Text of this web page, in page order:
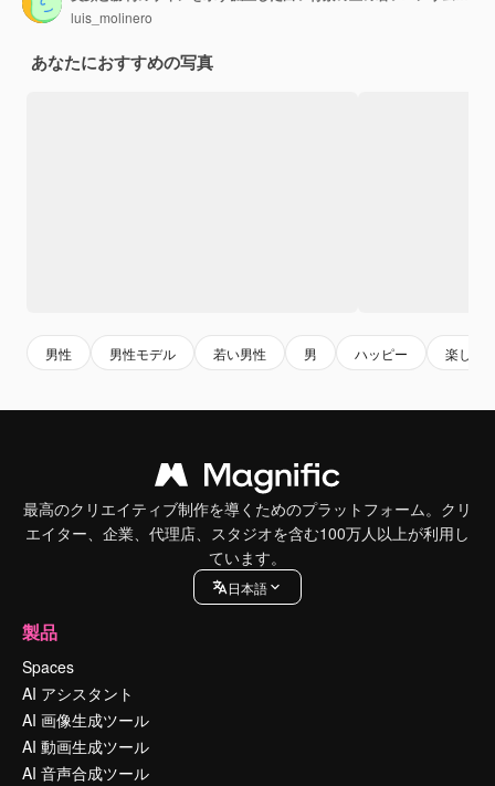
luis_molinero
あなたにおすすめの写真
男性 男性モデル 若い男性 男 ハッピー 楽しい
最高のクリエイティブ制作を導くためのプラットフォーム。クリ
エイター、企業、代理店、スタジオを含む100万人以上が利用し
ています。
日本語
製品
Spaces
AI アシスタント
AI 画像生成ツール
AI 動画生成ツール
AI 音声合成ツール